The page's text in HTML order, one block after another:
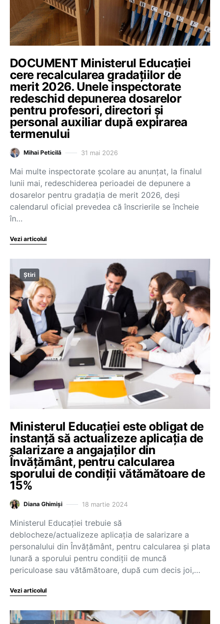
DOCUMENT Ministerul Educației
cere recalcularea gradațiilor de
merit 2026. Unele inspectorate
redeschid depunerea dosarelor
pentru profesori, directori și
personal auxiliar după expirarea
termenului
Mihai Peticilă 31 mai 2026
Mai multe inspectorate școlare au anunțat, la finalul
lunii mai, redeschiderea perioadei de depunere a
dosarelor pentru gradația de merit 2026, deși
calendarul oficial prevedea că înscrierile se încheie
în…
Vezi articolul
Știri
Ministerul Educației este obligat de
instanță să actualizeze aplicația de
salarizare a angajaților din
Învățământ, pentru calcularea
sporului de condiții vătămătoare de
15%
Diana Ghimiși 18 martie 2024
Ministerul Educației trebuie să
deblocheze/actualizeze aplicația de salarizare a
personalului din Învățământ, pentru calcularea şi plata
lunară a sporului pentru condiţii de muncă
periculoase sau vătămătoare, după cum decis joi,…
Vezi articolul